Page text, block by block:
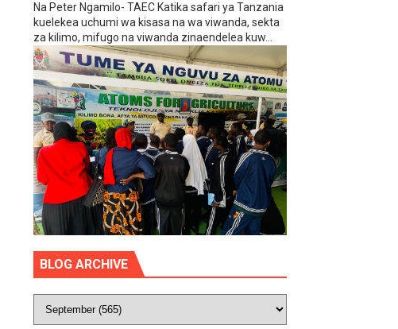
Na Peter Ngamilo- TAEC Katika safari ya Tanzania
kuelekea uchumi wa kisasa na wa viwanda, sekta
za kilimo, mifugo na viwanda zinaendelea kuw...
BLOG ARCHIVE